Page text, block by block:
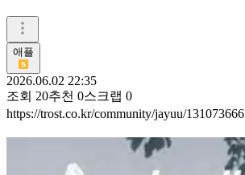
애플
2026.06.02 22:35
조회 20추천 0스크랩 0
https://trost.co.kr/community/jayuu/131073666